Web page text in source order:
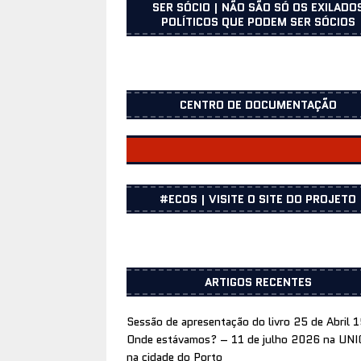
SER SÓCIO | NÃO SÃO SÓ OS
POLÍTICOS QUE PODEM SER SÓCIOS
CENTRO DE DOCUMENTAÇÃO
CENTRO DOCUMENTAÇÃO
#ECOS | VISITE O SITE DO PROJETO
ARTIGOS RECENTES
Sessão de apresentação do livro 25 de Abril
Onde estávamos? – 11 de julho 2026 na
na cidade do Porto